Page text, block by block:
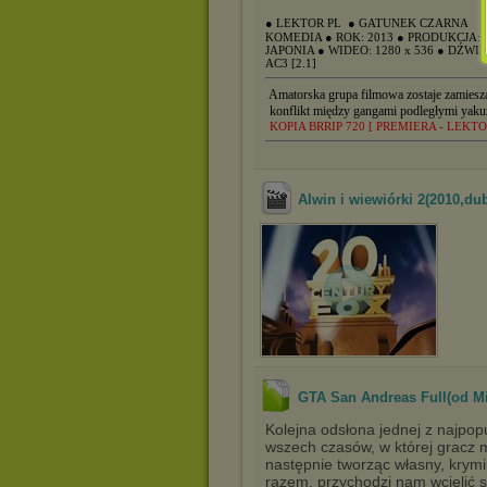
● LEKTOR PL
● GATUNEK CZARNA
KOMEDIA ● ROK: 2013 ● PRODUKCJA:
JAPONIA ● WIDEO: 1280 x 536 ●
AC3 [2.1]
Amatorska grupa filmowa zostaje
konflikt między gangami podległymi
KOPIA BRRIP 720 [ PREMIERA -
Alwin i wiewiórki
GTA San Andreas Full(od
Kolejna odsłona jednej z
wszech czasów, w której gracz
następnie tworząc własny,
razem, przychodzi nam wcielić